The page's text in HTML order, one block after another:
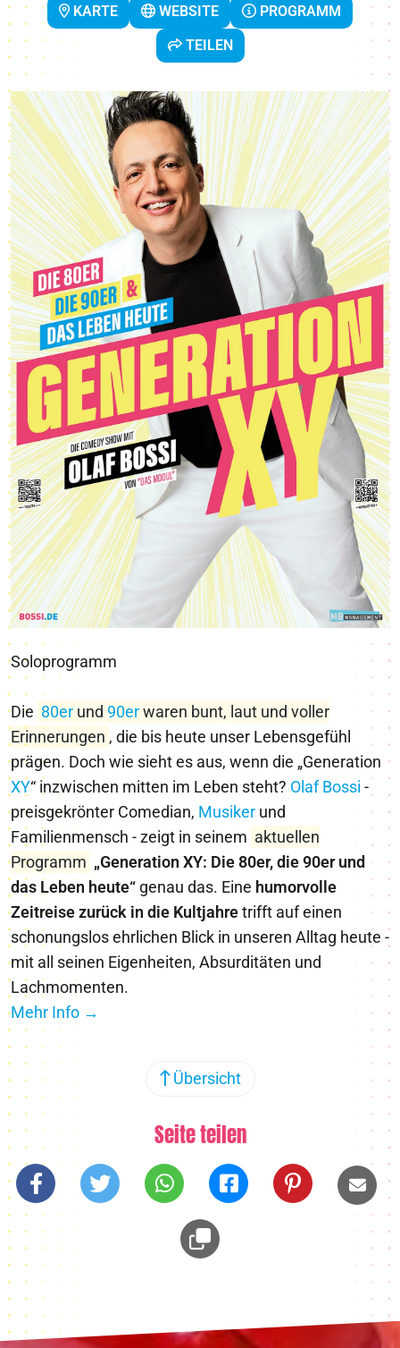
KARTE WEBSITE
PROGRAMM
TEILEN
Soloprogramm
Die 80erund 90erwaren bunt, laut und voller
Erinnerungen , die bis heute unser Lebensgefühl
prägen. Doch wie sieht es aus, wenn die „Generation
XY“ inzwischen mitten im Leben steht? Olaf Bossi -
preisgekrönter Comedian, Musiker und
Familienmensch - zeigt in seinem aktuellen
Programm „Generation XY: Die 80er, die 90er und
das Leben heute“ genau das. Eine humorvolle
Zeitreise zurück in die Kultjahretrifft auf einen
schonungslos ehrlichen Blick in unseren Alltag heute -
mit all seinen Eigenheiten, Absurditäten und
Lachmomenten.
Mehr Info →
Übersicht
Seite teilen